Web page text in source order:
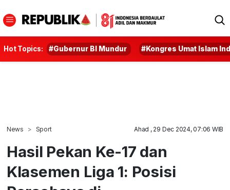
Hot Topics: #Gubernur BI Mundur #Kongres Umat Islam
News Sport Ahad , 29 Dec 2024, 07:06 WIB
Hasil Pekan Ke-17 dan
Klasemen Liga 1: Posisi